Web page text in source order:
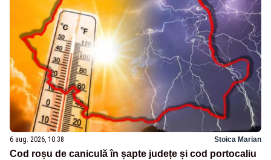
6 aug. 2026, 10:38 Stoica Marian
Cod roșu de caniculă în șapte județe și cod portocaliu